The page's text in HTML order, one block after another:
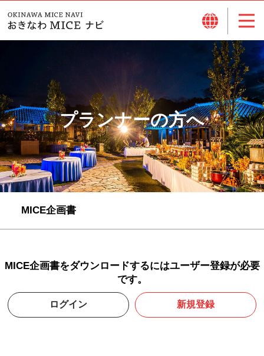
プランナーの方へ
MICE企画書
MICE企画書をダウンロードするにはユーザー登録が必要
です。
ログイン 新規登録